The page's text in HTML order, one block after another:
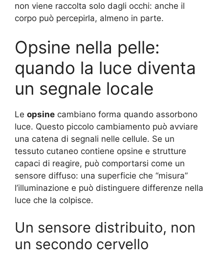
non viene raccolta solo dagli occhi: anche il
corpo può percepirla, almeno in parte.
Opsine nella pelle:
quando la luce diventa
un segnale locale
Le opsine cambiano forma quando assorbono
luce. Questo piccolo cambiamento può avviare
una catena di segnali nelle cellule. Se un
tessuto cutaneo contiene opsine e strutture
capaci di reagire, può comportarsi come un
sensore diffuso: una superficie che “misura”
l’illuminazione e può distinguere differenze nella
luce che la colpisce.
Un sensore distribuito, non
un secondo cervello